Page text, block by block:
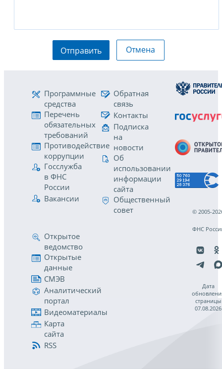
Отправить Отмена
Программные
средства
Перечень
обязательных
требований
Противодействие
коррупции
Госслужба
в ФНС
России
Вакансии
Обратная
связь
Контакты
Подписка
на
новости
Об
использовании
информации
сайта
Общественный
совет
Открытое
ведомство
Открытые
данные
СМЭВ
Аналитический
портал
Видеоматериалы
Карта
сайта
RSS
© 2005-
ФНС
Дата
страницы
07.08.2026